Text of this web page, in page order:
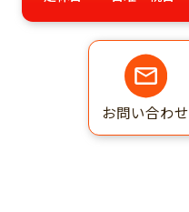
お問い合わせ